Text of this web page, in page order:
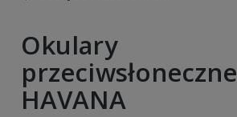
Okulary
przeciwsłoneczne
HAVANA